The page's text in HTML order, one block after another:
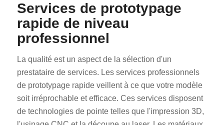
Services de prototypage
rapide de niveau
professionnel
La qualité est un aspect de la sélection d'un
prestataire de services. Les services professionnels
de prototypage rapide veillent à ce que votre modèle
soit irréprochable et efficace. Ces services disposent
de technologies de pointe telles que l'impression 3D,